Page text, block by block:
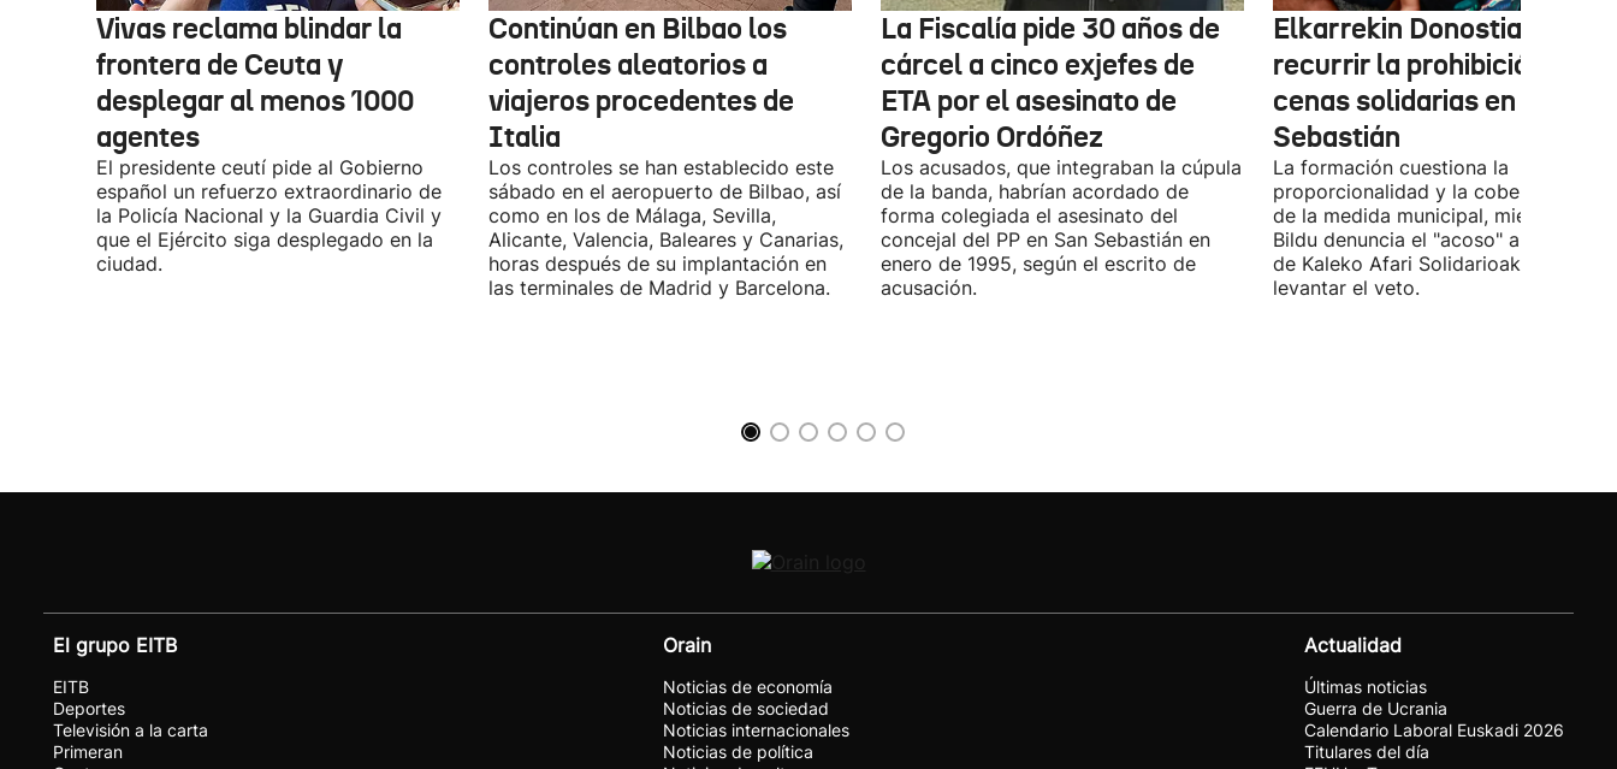
Vivas reclama blindar la
frontera de Ceuta y
desplegar al menos 1000
agentes
El presidente ceutí pide al Gobierno
español un refuerzo extraordinario de
la Policía Nacional y la Guardia Civil y
que el Ejército siga desplegado en la
ciudad.
Continúan en Bilbao los
controles aleatorios a
viajeros procedentes de
Italia
Los controles se han establecido este
sábado en el aeropuerto de Bilbao, así
como en los de Málaga, Sevilla,
Alicante, Valencia, Baleares y Canarias,
horas después de su implantación en
las terminales de Madrid y Barcelona.
La Fiscalía pide 30 años de
cárcel a cinco exjefes de
ETA por el asesinato de
Gregorio Ordóñez
Los acusados, que integraban la cúpula
de la banda, habrían acordado de
forma colegiada el asesinato del
concejal del PP en San Sebastián en
enero de 1995, según el escrito de
acusación.
Elkarrekin Donostia
recurrir la prohibición de
cenas solidarias en San
Sebastián
La formación cuestiona la
proporcionalidad y la cobertura
de la medida municipal, mientras EH
Bildu denuncia el "acoso" a
de Kaleko Afari Solidarioak y pide
levantar el veto.
El grupo EITB
EITB
Deportes
Televisión a la carta
Primeran
Orain
Noticias de economía
Noticias de sociedad
Noticias internacionales
Noticias de política
Actualidad
Últimas noticias
Guerra de Ucrania
Calendario Laboral Euskadi 2026
Titulares del día